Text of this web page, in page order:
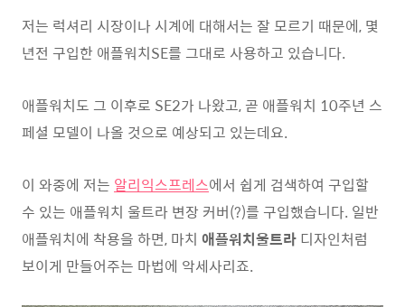
저는 럭셔리 시장이나 시계에 대해서는 잘 모르기 때문에, 몇
년전 구입한 애플워치SE를 그대로 사용하고 있습니다.
애플워치도 그 이후로 SE2가 나왔고, 곧 애플워치 10주년 스
페셜 모델이 나올 것으로 예상되고 있는데요.
이 와중에 저는 알리익스프레스에서 쉽게 검색하여 구입할
수 있는 애플워치 울트라 변장 커버(?)를 구입했습니다. 일반
애플워치에 착용을 하면, 마치 애플워치울트라 디자인처럼
보이게 만들어주는 마법에 악세사리죠.